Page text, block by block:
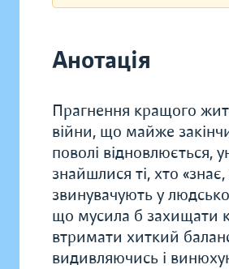
Анотація
Прагнення кращого
війни, що майже
поволі відновлюється,
знайшлися ті, хто
звинувачують у
що мусила б захищати
втримати хиткий
видивляючись і